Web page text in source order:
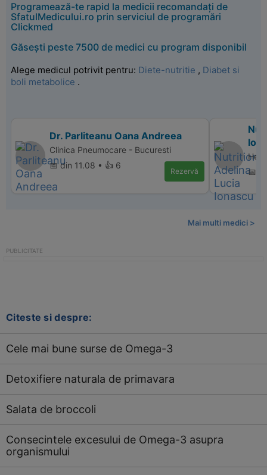
Programează-te rapid la medicii recomandați de
SfatulMedicului.ro prin serviciul de programări
Clickmed
Găsești peste 7500 de medici cu program disponibil
Alege medicul potrivit pentru: Diete-nutritie , Diabet si
boli metabolice .
Dr. Parliteanu Oana Andreea
Clinica Pneumocare - Bucuresti
📅 din 11.08 • 👍 6
Rezervă
📅
Mai multi medici >
Citeste si despre:
Cele mai bune surse de Omega-3
Detoxifiere naturala de primavara
Salata de broccoli
Consecintele excesului de Omega-3 asupra
organismului